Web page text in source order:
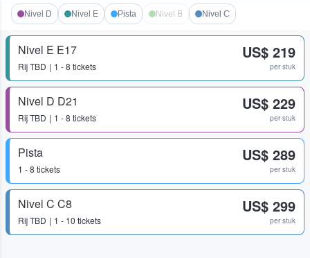
Nivel D Nivel E Pista Nivel B Nivel C
Nivel E E17
RijTBD 1 - 8 tickets
US$ 219
per stuk
Nivel D D21
RijTBD 1 - 8 tickets
US$ 229
per stuk
Pista
1 - 8 tickets
US$ 289
per stuk
Nivel C C8
RijTBD 1 - 10 tickets
US$ 299
per stuk